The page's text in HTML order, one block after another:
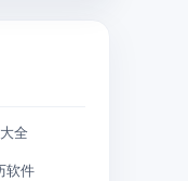
全
软件